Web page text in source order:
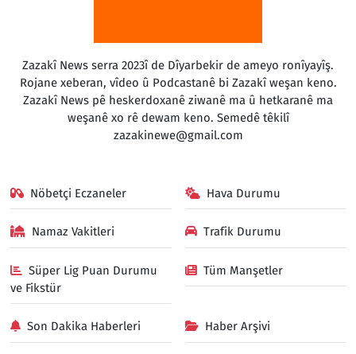
Zazakî News serra 2023î de Dîyarbekir de ameyo ronîyayîş.
Rojane xeberan, vîdeo û Podcastanê bi Zazakî weşan keno.
Zazakî News pê heskerdoxanê ziwanê ma û hetkaranê ma
weşanê xo rê dewam keno. Semedê têkilî
zazakinewe@gmail.com
Nöbetçi Eczaneler Hava Durumu
Namaz Vakitleri Trafik Durumu
Süper Lig Puan Durumu
ve Fikstür
Tüm Manşetler
Son Dakika Haberleri Haber Arşivi